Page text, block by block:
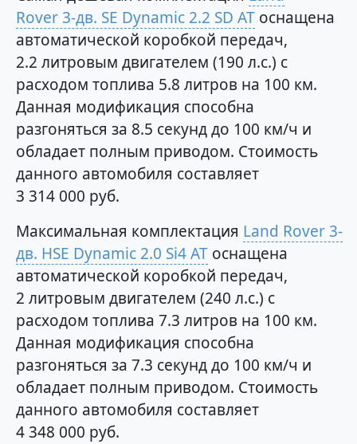
Rover 3-дв. SE Dynamic 2.2 SD AT оснащена
автоматической коробкой передач,
2.2 литровым двигателем (190 л.с.) с
расходом топлива 5.8 литров на 100 км.
Данная модификация способна
разгоняться за 8.5 секунд до 100 км/ч и
обладает полным приводом. Стоимость
данного автомобиля составляет
3 314 000 руб.
Максимальная комплектация Land Rover 3-
дв. HSE Dynamic 2.0 Si4 AT оснащена
автоматической коробкой передач,
2 литровым двигателем (240 л.с.) с
расходом топлива 7.3 литров на 100 км.
Данная модификация способна
разгоняться за 7.3 секунд до 100 км/ч и
обладает полным приводом. Стоимость
данного автомобиля составляет
4 348 000 руб.